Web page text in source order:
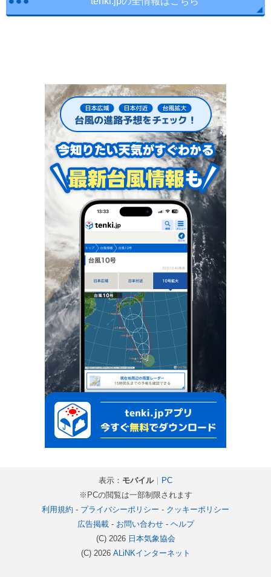
表示： モバイル｜ PC
※PCの閲覧は一部制限されます
利用規約 - プライバシーポリシー - クッキーポリシー
広告掲載- お問い合わせ- ヘルプ
(C) 2026 日本気象協会
(C) 2026 ALiNKインターネット